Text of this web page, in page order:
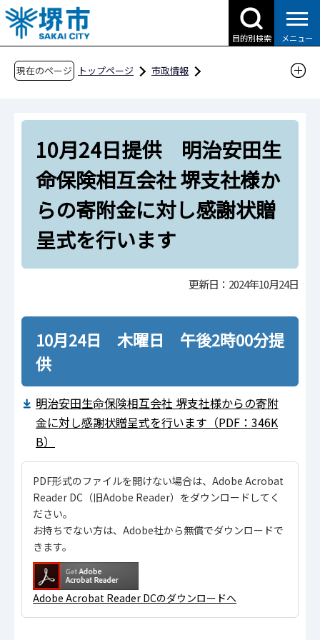
こ
の
ペ
目的別検索 メニュー
現在のページ トップページ
市政情報
報道提供資料
過去の報道提供資料
令和6年
令和6年10月
10月24日提供 明治安田生命保険相互会社 堺支
社様からの寄附金に対し感謝状贈呈式を行いま
す
10月24日提供 明治安田生
命保険相互会社 堺支社様か
らの寄附金に対し感謝状贈
呈式を行います
更新日：2024年10月24日
10月24日 木曜日 午後2時00分提
供
明治安田生命保険相互会社 堺支社様からの寄附
金に対し感謝状贈呈式を行います（PDF：346K
B）
PDF形式のファイルを開けない場合は、Adobe Acrobat
Reader DC（旧Adobe Reader）をダウンロードしてく
ださい。
お持ちでない方は、Adobe社から無償でダウンロードで
きます。
Adobe Acrobat Reader DCのダウンロードへ